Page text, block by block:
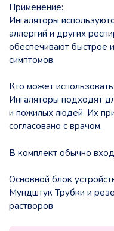
Применение:
Ингаляторы
аллергий и других
обеспечивают быстрое
симптомов.
Кто может использовать:
Ингаляторы подходят
и пожилых людей. Их
согласовано с врачом.
В комплект обычно
Основной блок
Мундштук Трубки и
растворов